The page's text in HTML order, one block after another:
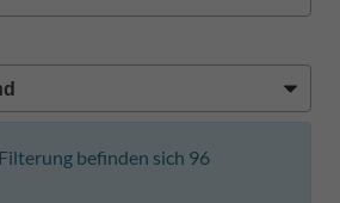
befinden sich 96